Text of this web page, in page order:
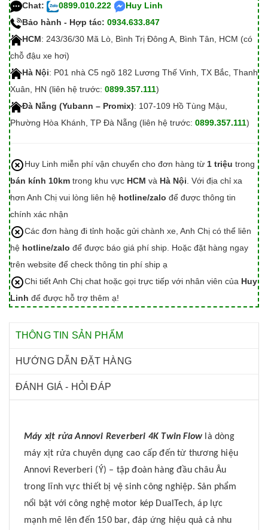
Chat:
0899.010.222
Huy Linh
Bảo hành - Hợp tác: 0934.633.847
HCM: 243/36/30 Mã Lò, Bình Trị Đông A, Bình Tân, HCM (có
chỗ đậu xe hơi)
Hà Nội: P01 nhà C5 ngõ 182 Lương Thế Vinh, TX Bắc, Thanh
Xuân, HN (liên hệ trước: 0899.357.111)
Đà Nẵng (Yubann – Promix): 107-109 Hồ Tùng Mậu,
Phường Hòa Khánh, TP Đà Nẵng (liên hệ trước: 0899.357.111)
Huy Linh miễn phí vận chuyển cho đơn hàng từ 1 triệu trong
bán kính 10km trong khu vực HCM và Hà Nội. Với địa chỉ xa
hơn Anh Chị vui lòng liên hệ hotline/zalo để được thông tin
chính xác nhận
Các đơn hàng đi tỉnh hoặc gửi chành xe, Anh Chị có thể liên
hệ hotline/zalo để được báo giá phí ship. Hoặc đặt hàng ngay
trên website để check thông tin phí ship ạ
Chi tiết Anh Chị chat hoặc gọi trực tiếp với nhân viên của Huy
Linh để được hỗ trợ thêm ạ!
THÔNG TIN SẢN PHẨM
HƯỚNG DẪN ĐẶT HÀNG
ĐÁNH GIÁ - HỎI ĐÁP
Máy xịt rửa Annovi Reverberi 4K Twin Flow là dòng
máy xịt rửa chuyên dụng cao cấp đến từ thương hiệu
Annovi Reverberi (Ý) – tập đoàn hàng đầu châu Âu
trong lĩnh vực thiết bị vệ sinh công nghiệp. Sản phẩm
nổi bật với công nghệ motor kép DualTech, áp lực
mạnh mẽ lên đến 150 bar, đáp ứng hiệu quả cả nhu